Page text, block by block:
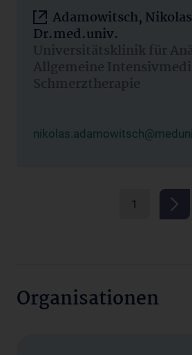
Adamowitsch,
Dr.med.univ.
Universitätsklinik für
Allgemeine
Schmerztherapie
1
Organisationen